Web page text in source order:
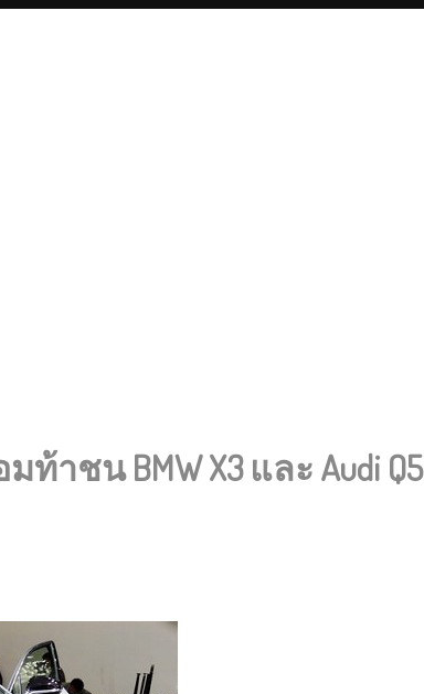
มท้าชน BMW X3 และ Audi Q5